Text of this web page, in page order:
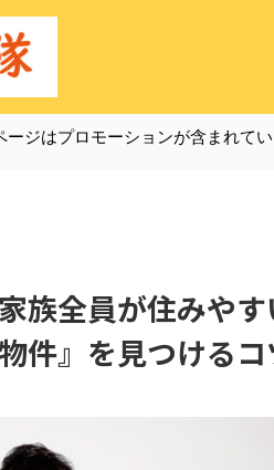
ージはプロモーションが含まれて
族全員が住みやす
件』を見つけるコ